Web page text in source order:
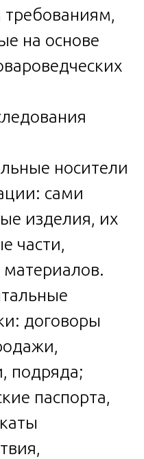
на основе
носители
сами
изделия, их
части,
договоры
подряда;
паспорта,